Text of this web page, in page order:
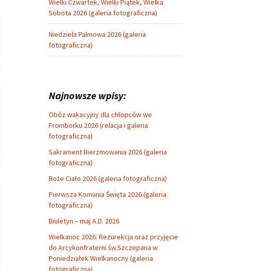
Wielki Czwartek, Wielki Piątek, Wielka
Sobota 2026 (galeria fotograficzna)
Niedziela Palmowa 2026 (galeria
fotograficzna)
Najnowsze wpisy:
Obóz wakacyjny dla chłopców we
Fromborku 2026 (relacja i galeria
fotograficzna)
Sakrament Bierzmowania 2026 (galeria
fotograficzna)
Boże Ciało 2026 (galeria fotograficzna)
Pierwsza Komunia Święta 2026 (galeria
fotograficzna)
Biuletyn – maj A.D. 2026
Wielkanoc 2026: Rezurekcja oraz przyjęcie
do Arcykonfraterni św.Szczepana w
Poniedziałek Wielkanocny (galeria
fotograficzna)